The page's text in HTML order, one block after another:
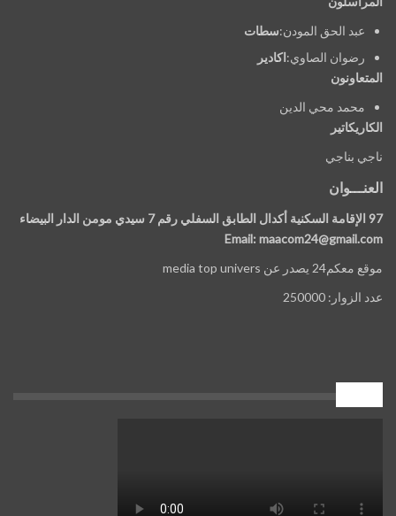
عبد الحق المودن:سطات
رضوان الصاوي:اكادير
المتعاونون
محمد محي الدين
الكاريكاتير
ناجي بناجي
العنـــوان
97 الإقامة السكنية أكدال الطابق السفلي رقم 7 سيدي مومن الدار البيضاء
Email: maacom24@gmail.com
موقع معكم24 يصدر عن media top univers
عدد الزوار: 250000